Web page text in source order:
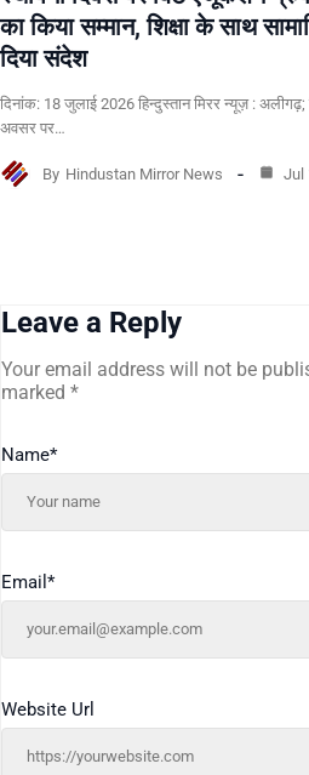
का किया सम्मान, शिक्षा के साथ
दिया संदेश
दिनांक: 18 जुलाई 2026 हिन्दुस्तान मिरर न्यूज़ :
अवसर पर…
By Hindustan Mirror News Jul
Leave a Reply
Your email address will not be
marked *
Name*
Email *
Website Url